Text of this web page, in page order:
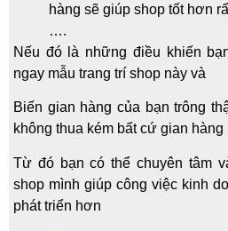
hàng sẽ giúp shop tốt hơn
….
Nếu đó là những điều khiến
ngay mẫu trang trí shop này và
Biến gian hàng của bạn trông
không thua kém bất cứ gian hàng
Từ đó bạn có thể chuyên tâm
shop mình giúp công việc kinh
phát triển hơn